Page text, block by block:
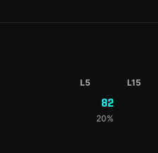
L5 L15
82
20%